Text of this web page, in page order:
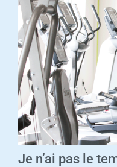
Je n’ai pas le